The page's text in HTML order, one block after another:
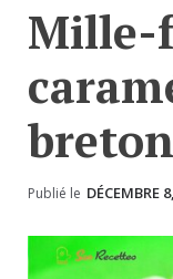
Mille-
breton
Publié le DÉCEMBRE